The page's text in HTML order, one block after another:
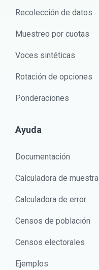
Recolección de datos
Muestreo por cuotas
Voces sintéticas
Rotación de opciones
Ponderaciones
Ayuda
Documentación
Calculadora de muestra
Calculadora de error
Censos de población
Censos electorales
Ejemplos